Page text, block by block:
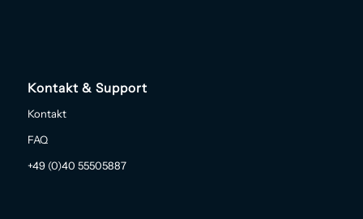
Kontakt & Support
Kontakt
FAQ
+49 (0)40 55505887